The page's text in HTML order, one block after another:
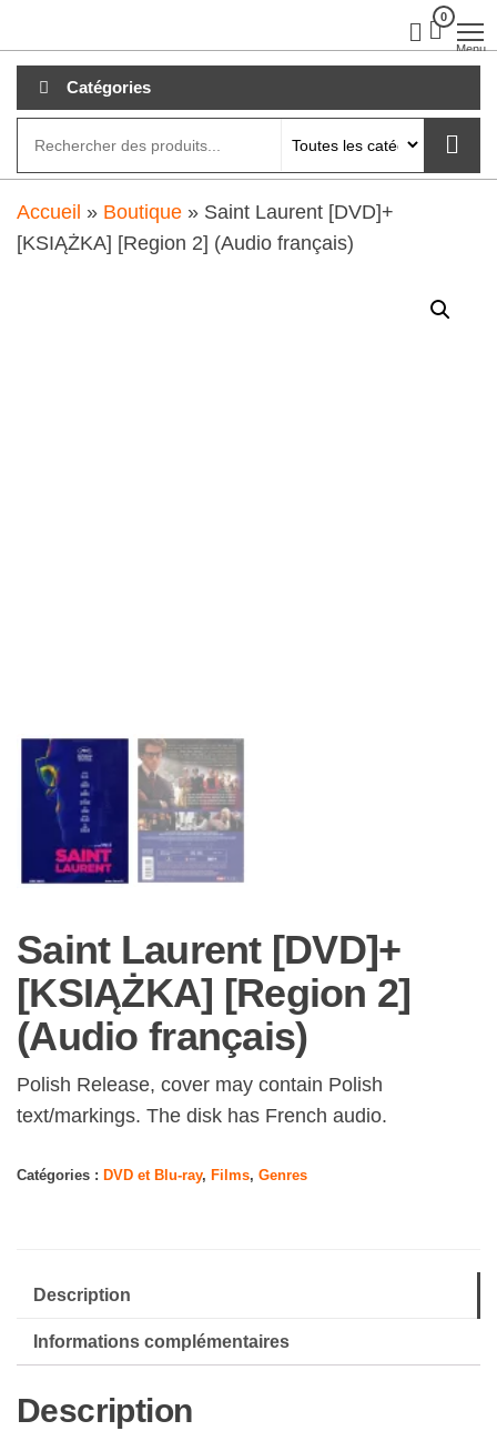
au
contenu
0
Menu
Catégories
Accueil » Boutique » Saint Laurent [DVD]+
[KSIĄŻKA] [Region 2] (Audio français)
Saint Laurent [DVD]+
[KSIĄŻKA] [Region 2]
(Audio français)
Polish Release, cover may contain Polish
text/markings. The disk has French audio.
Catégories : DVD et Blu-ray, Films, Genres
Description
Informations complémentaires
Description